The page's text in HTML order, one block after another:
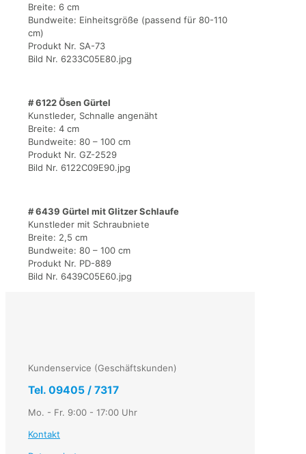
Breite: 6 cm
Bundweite: Einheitsgröße (passend für 80-110
cm)
Produkt Nr. SA-73
Bild Nr. 6233C05E80.jpg
# 6122 Ösen Gürtel
Kunstleder, Schnalle angenäht
Breite: 4 cm
Bundweite: 80 – 100 cm
Produkt Nr. GZ-2529
Bild Nr. 6122C09E90.jpg
# 6439 Gürtel mit Glitzer Schlaufe
Kunstleder mit Schraubniete
Breite: 2,5 cm
Bundweite: 80 – 100 cm
Produkt Nr. PD-889
Bild Nr. 6439C05E60.jpg
Kundenservice (Geschäftskunden)
Tel. 09405 / 7317
Mo. - Fr. 9:00 - 17:00 Uhr
Kontakt